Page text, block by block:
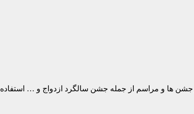
جشن ها و مراسم از جمله جشن سالگرد ازدواج و … استفاده